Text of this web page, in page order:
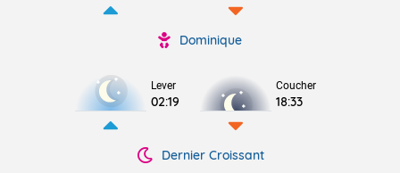
Dominique
Lever
02:19
Coucher
18:33
Dernier Croissant